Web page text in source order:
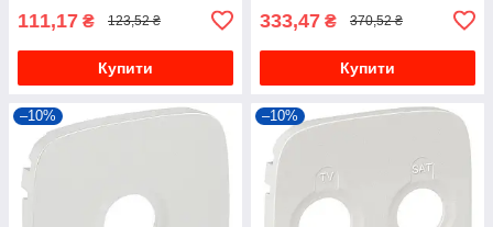
111,17 ₴ 123,52 ₴
Купити
333,47 ₴ 370,52 ₴
Купити
–10% –10%